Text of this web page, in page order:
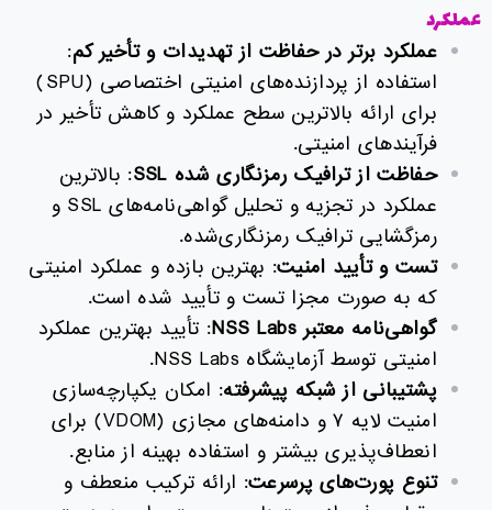
عملکرد
عملکرد برتر در حفاظت از تهدیدات و تأخیر کم:
استفاده از پردازنده‌های امنیتی اختصاصی (SPU)
برای ارائه بالاترین سطح عملکرد و کاهش تأخیر در
فرآیندهای امنیتی.
حفاظت از ترافیک رمزنگاری شده
: بالاترین
عملکرد در تجزیه و تحلیل گواهی‌نامه‌های SSL و
رمزگشایی ترافیک رمزنگاری‌شده.
تست و تأیید امنیت: بهترین بازده و عملکرد امنیتی
که به صورت مجزا تست و تأیید شده است.
گواهی‌نامه معتبر NSS Labs
: تأیید بهترین عملکرد
امنیتی توسط آزمایشگاه NSS Labs.
پشتیبانی از شبکه پیشرفته: امکان یکپارچه‌سازی
امنیت لایه ۷ و دامنه‌های مجازی (VDOM) برای
انعطاف‌پذیری بیشتر و استفاده بهینه از منابع.
تنوع پورت‌های پرسرعت: ارائه ترکیب منعطف و